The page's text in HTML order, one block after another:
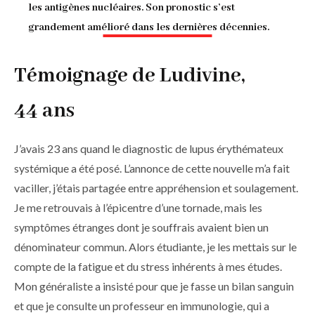
les antigènes nucléaires. Son pronostic s’est
grandement amélioré dans les dernières décennies.
Témoignage de Ludivine,
44 ans
J’avais 23 ans quand le diagnostic de lupus érythémateux
systémique a été posé. L’annonce de cette nouvelle m’a fait
vaciller, j’étais partagée entre appréhension et soulagement.
Je me retrouvais à l’épicentre d’une tornade, mais les
symptômes étranges dont je souffrais avaient bien un
dénominateur commun. Alors étudiante, je les mettais sur le
compte de la fatigue et du stress inhérents à mes études.
Mon généraliste a insisté pour que je fasse un bilan sanguin
et que je consulte un professeur en immunologie, qui a